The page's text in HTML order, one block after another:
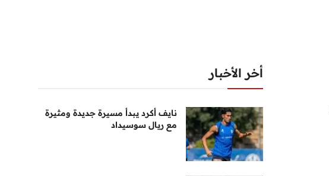
أخر الأخبار
نايف أكرد يبدأ مسيرة جديدة ومثيرة
مع ريال سوسيداد